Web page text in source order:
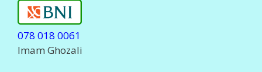
078 018 0061
Imam Ghozali